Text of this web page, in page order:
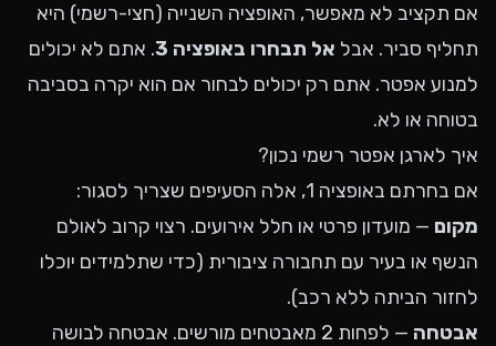
אם תקציב לא מאפשר, האופציה השנייה (חצי-רשמי) היא
תחליף סביר. אבל אל תבחרו באופציה 3
. אתם לא יכולים
למנוע אפטר. אתם רק יכולים לבחור אם הוא יקרה בסביבה
בטוחה או לא.
איך לארגן אפטר רשמי נכון?
אם בחרתם באופציה 1, אלה הסעיפים שצריך לסגור:
מקום — מועדון פרטי או חלל אירועים. רצוי קרוב לאולם
הנשף או בעיר עם תחבורה ציבורית (כדי שתלמידים יוכלו
לחזור הביתה ללא רכב).
אבטחה
— לפחות 2 מאבטחים מורשים. אבטחה לבושה